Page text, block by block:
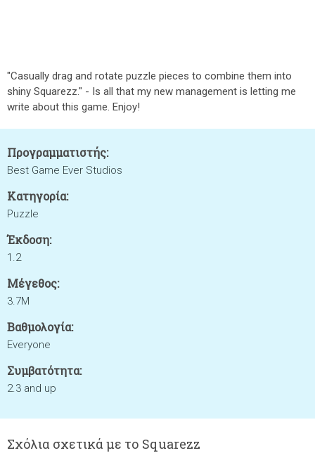
"Casually drag and rotate puzzle pieces to combine them into
shiny Squarezz." - Is all that my new management is letting me
write about this game. Enjoy!
Προγραμματιστής:
Best Game Ever Studios
Κατηγορία:
Puzzle
Έκδοση:
1.2
Μέγεθος:
3.7M
Βαθμολογία:
Everyone
Συμβατότητα:
2.3 and up
Σχόλια σχετικά με το Squarezz